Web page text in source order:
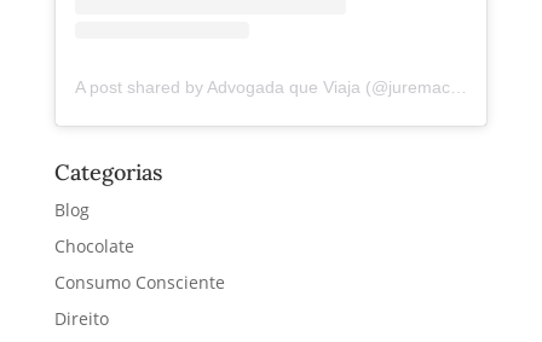
A post shared by Advogada que Viaja (@juremacintra)
Categorias
Blog
Chocolate
Consumo Consciente
Direito